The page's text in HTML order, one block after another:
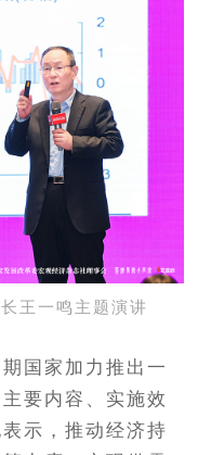
王一鸣主题演讲
国家加力推出一
要内容、实施效
示，推动经济持